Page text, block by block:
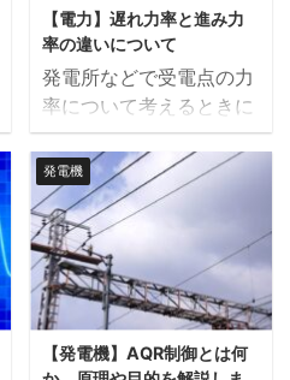
これにより、ポンプやバ
ルブ、熱交換器などの重
要な機器が異物による ...
クは、高温の凝縮水を低
圧のタンクに入れ、再蒸
発（フラッシュ）させた
蒸気を再利用するための
が低圧に変換される際
に、凝縮水が蒸発し蒸気
が発生します。この蒸気
はフラッシュ蒸気と呼ば
れ、フラッシュ蒸気を回
収、利用するためにフラ
ッシュタンクが使用され
ます。通常、ボイラーや
【電力】遅れ力率と進み力
率の違いについて
発電所などで受電点の力
率について考えるときに
「遅れ力率」や「進み力
率」という言葉が出てき
ます。 この記事では「遅
れ力率」と「進み力率」
の違いについて詳しく解
説します。 力率とは 力
率とは、電力系統におけ
る電力の効率を表す指標
で有効電力と無効電力の
発電機
【発電機】AQR制御とは何